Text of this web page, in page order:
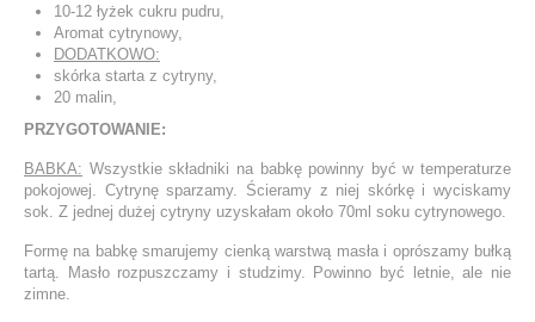
10-12 łyżek cukru pudru,
Aromat cytrynowy,
DODATKOWO:
skórka starta z cytryny,
20 malin,
PRZYGOTOWANIE:
BABKA: Wszystkie składniki na babkę powinny być w temperaturze
pokojowej. Cytrynę sparzamy. Ścieramy z niej skórkę i wyciskamy
sok. Z jednej dużej cytryny uzyskałam około 70ml soku cytrynowego.
Formę na babkę smarujemy cienką warstwą masła i oprószamy bułką
tartą. Masło rozpuszczamy i studzimy. Powinno być letnie, ale nie
zimne.